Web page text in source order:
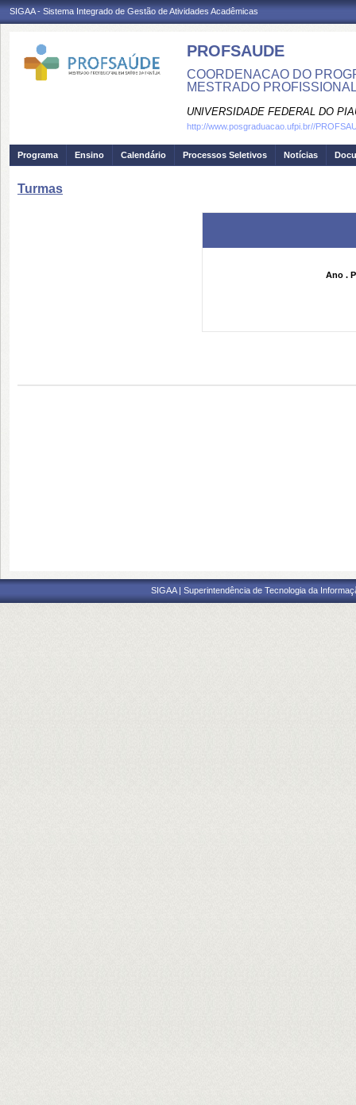
SIGAA - Sistema Integrado de Gestão de Atividades Acadêmicas
PROFSAUDE
COORDENACAO DO
MESTRADO
UNIVERSIDADE FEDERAL DO
http://www.posgraduacao.ufpi.br//
Programa Ensino Calendário Processos Seletivos Notícias
Turmas
Ano .
SIGAA | Superintendência de Tecnologia da